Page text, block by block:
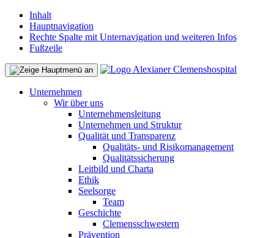
Inhalt
Hauptnavigation
Rechte Spalte mit Unternavigation und weiteren Infos
Fußzeile
Unternehmen
Wir über uns
Unternehmensleitung
Unternehmen und Struktur
Qualität und Transparenz
Qualitäts- und Risikomanagement
Qualitätssicherung
Leitbild und Charta
Ethik
Seelsorge
Team
Geschichte
Clemensschwestern
Prävention